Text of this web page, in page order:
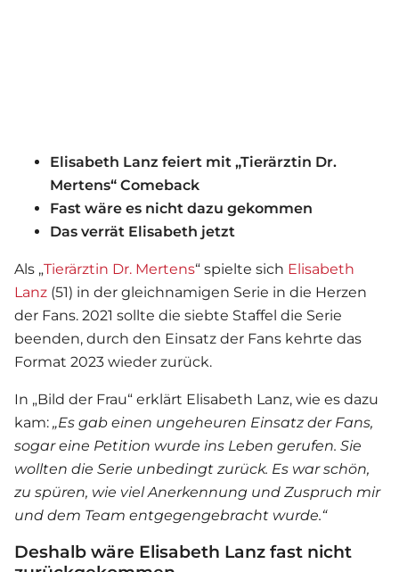
Elisabeth Lanz feiert mit „Tierärztin Dr.
Mertens“ Comeback
Fast wäre es nicht dazu gekommen
Das verrät Elisabeth jetzt
Als „Tierärztin Dr. Mertens“ spielte sich Elisabeth
Lanz (51) in der gleichnamigen Serie in die Herzen
der Fans. 2021 sollte die siebte Staffel die Serie
beenden, durch den Einsatz der Fans kehrte das
Format 2023 wieder zurück.
In „Bild der Frau“ erklärt Elisabeth Lanz, wie es dazu
kam: „Es gab einen ungeheuren Einsatz der Fans,
sogar eine Petition wurde ins Leben gerufen. Sie
wollten die Serie unbedingt zurück. Es war schön,
zu spüren, wie viel Anerkennung und Zuspruch mir
und dem Team entgegengebracht wurde.“
Deshalb wäre Elisabeth Lanz fast nicht